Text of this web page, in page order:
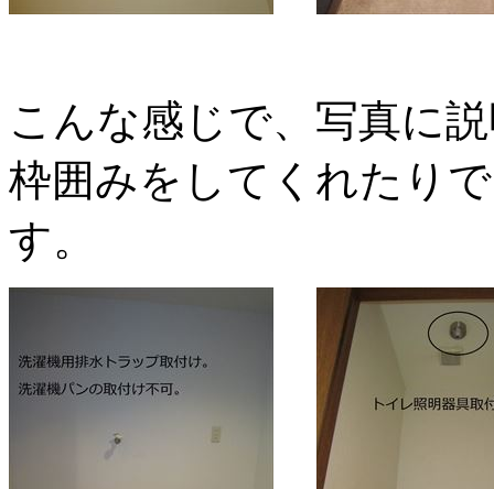
こんな感じで、写真に
枠囲みをしてくれたり
す。